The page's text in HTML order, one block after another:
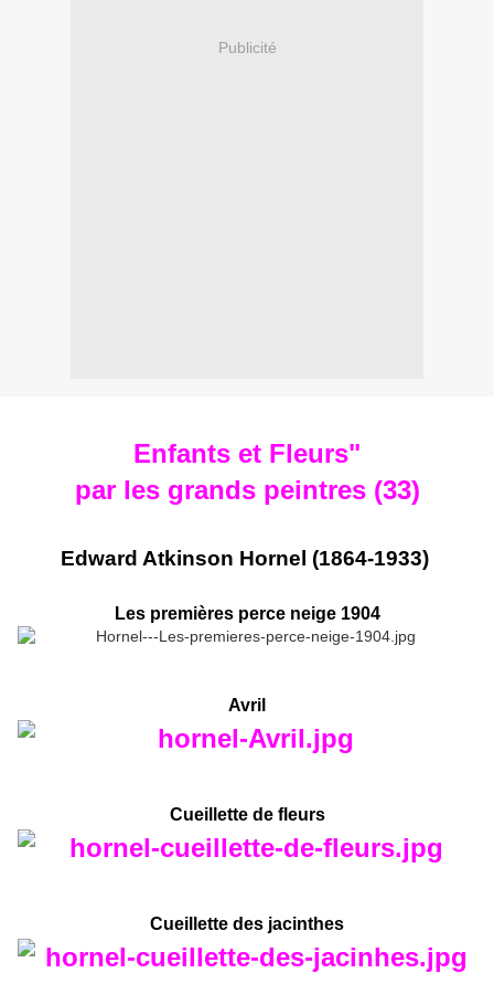
Publicité
Enfants et Fleurs"
par les grands peintres (33)
Edward Atkinson Hornel (1864-1933)
Les premières perce neige 1904
Avril
Cueillette de fleurs
Cueillette des jacinthes